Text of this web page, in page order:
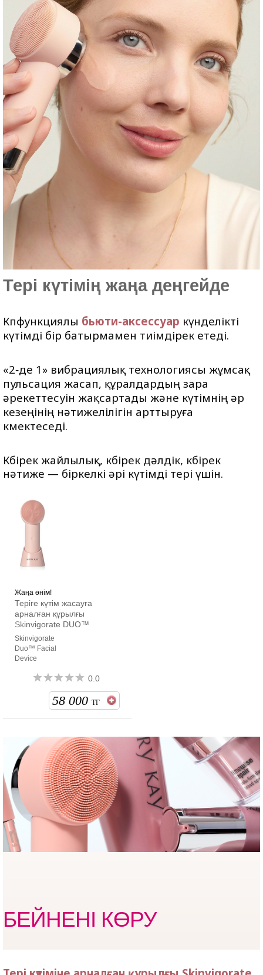
Тері күтімің жаңа деңгейде
Көпфункциялы бьюти-аксессуар күнделікті
күтімді бір батырмамен тиімдірек етеді.
«2‑де 1» вибрациялық технологиясы жұмсақ
пульсация жасап, құралдардың өзара
әрекеттесуін жақсартады және күтімнің әр
кезеңінің нәтижелілігін арттыруға
көмектеседі.
Көбірек жайлылық, көбірек дәлдік, көбірек
нәтиже — біркелкі әрі күтімді тері үшін.
Жаңа өнім!
Теріге күтім жасауға
арналған құрылғы
Skinvigorate DUO™
Skinvigorate
Duo™ Facial
Device
0.0
58 000 ТГ
БЕЙНЕНІ КӨРУ